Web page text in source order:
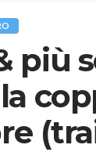
più